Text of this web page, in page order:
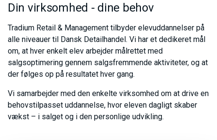
Din virksomhed - dine behov
Tradium Retail & Management tilbyder elevuddannelser på
alle niveauer til Dansk Detailhandel. Vi har et dedikeret mål
om, at hver enkelt elev arbejder målrettet med
salgsoptimering gennem salgsfremmende aktiviteter, og at
der følges op på resultatet hver gang.
Vi samarbejder med den enkelte virksomhed om at drive en
behovstilpasset uddannelse, hvor eleven dagligt skaber
vækst – i salget og i den personlige udvikling.